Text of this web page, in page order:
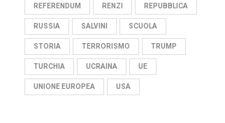
REFERENDUM RENZI REPUBBLICA
RUSSIA SALVINI SCUOLA
STORIA TERRORISMO TRUMP
TURCHIA UCRAINA UE
UNIONE EUROPEA USA